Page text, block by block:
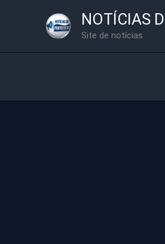
NOTÍCIAS
Site de notícias